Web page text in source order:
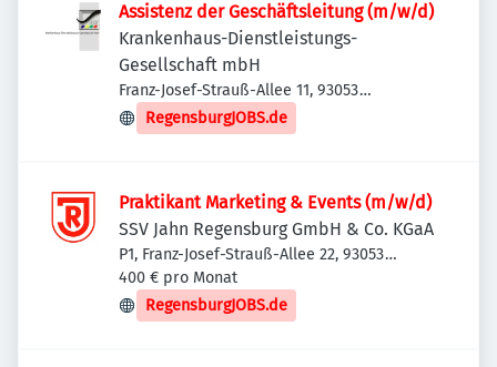
Assistenz der Geschäftsleitung (m/w/d)
Krankenhaus-Dienstleistungs-
Gesellschaft mbH
Franz-Josef-Strauß-Allee 11, 93053
Regensburg, Deutschland
RegensburgJOBS.de
Praktikant Marketing & Events (m/w/d)
SSV Jahn Regensburg GmbH & Co. KGaA
P1, Franz-Josef-Strauß-Allee 22, 93053
Regensburg, Deutschland
400 € pro Monat
RegensburgJOBS.de